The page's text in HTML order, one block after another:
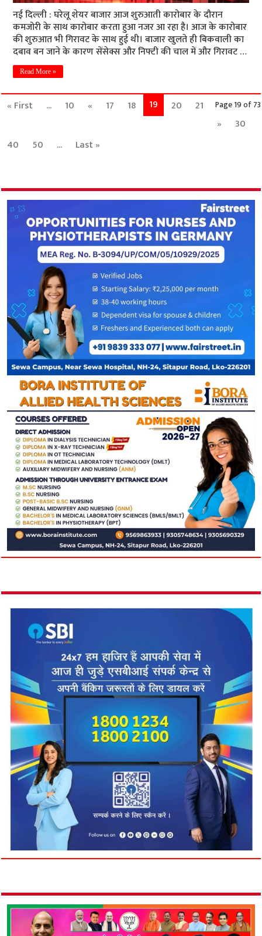
नई दिल्ली : घरेलू शेयर बाजार आज शुरुआती कारोबार के दौरान
कमजोरी के साथ कारोबार करता हुआ नजर आ रहा है। आज के कारोबार
की शुरुआत भी गिरावट के साथ हुई थी। बाजार खुलते ही बिकवाली का
दबाव बन जाने के कारण सेंसेक्स और निफ्टी की चाल में और गिरावट …
Read More »
Page 19 of 73
« First ... 10 « 17 18 19 20
21
»
30
40
50 ... Last »